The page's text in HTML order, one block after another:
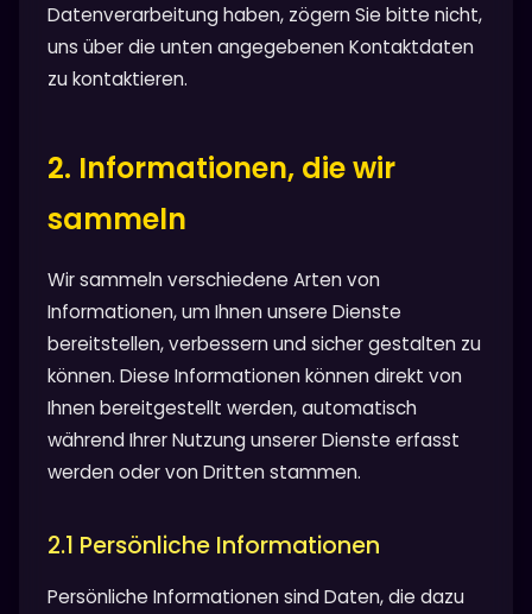
Datenverarbeitung haben, zögern Sie bitte nicht,
uns über die unten angegebenen Kontaktdaten
zu kontaktieren.
2. Informationen, die wir
sammeln
Wir sammeln verschiedene Arten von
Informationen, um Ihnen unsere Dienste
bereitstellen, verbessern und sicher gestalten zu
können. Diese Informationen können direkt von
Ihnen bereitgestellt werden, automatisch
während Ihrer Nutzung unserer Dienste erfasst
werden oder von Dritten stammen.
2.1 Persönliche Informationen
Persönliche Informationen sind Daten, die dazu